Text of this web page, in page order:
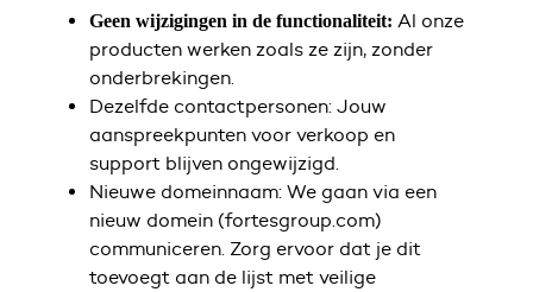
Geen wijzigingen in de functionaliteit: Al onze
producten werken zoals ze zijn, zonder
onderbrekingen.
Dezelfde contactpersonen: Jouw
aanspreekpunten voor verkoop en
support blijven ongewijzigd.
Nieuwe domeinnaam: We gaan via een
nieuw domein (fortesgroup.com)
communiceren. Zorg ervoor dat je dit
toevoegt aan de lijst met veilige